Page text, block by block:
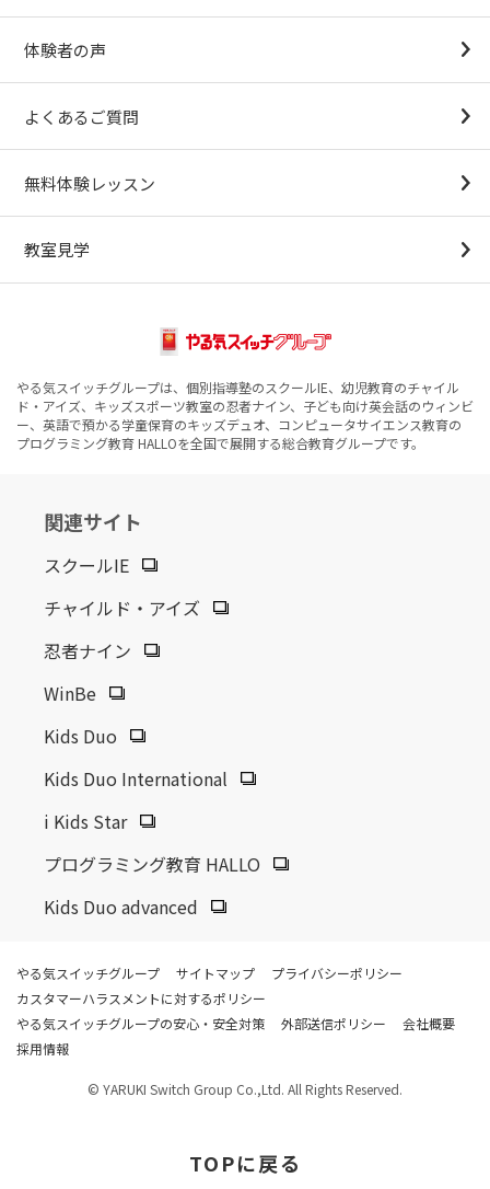
体験者の声
よくあるご質問
無料体験レッスン
教室見学
やる気スイッチグループは、個別指導塾のスクールIE、幼児教育のチャイル
ド・アイズ、キッズスポーツ教室の忍者ナイン、子ども向け英会話のウィンビ
ー、英語で預かる学童保育のキッズデュオ、コンピュータサイエンス教育の
プログラミング教育 HALLOを全国で展開する総合教育グループです。
関連サイト
スクールIE
チャイルド・アイズ
忍者ナイン
WinBe
Kids Duo
Kids Duo International
i Kids Star
プログラミング教育 HALLO
Kids Duo advanced
やる気スイッチグループ サイトマップ
プライバシーポリシー
カスタマーハラスメントに対するポリシー
やる気スイッチグループの安心・安全対策
外部送信ポリシー
会社概要
採用情報
© YARUKI Switch Group Co.,Ltd. All Rights Reserved.
TOPに戻る